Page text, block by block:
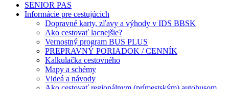
SENIOR PAS
Informácie pre cestujúcich
Dopravné karty, zľavy a výhody v IDS BBSK
Ako cestovať lacnejšie?
Vernostný program BUS PLUS
PREPRAVNÝ PORIADOK / CENNÍK
Kalkulačka cestovného
Mapy a schémy
Videá a návody